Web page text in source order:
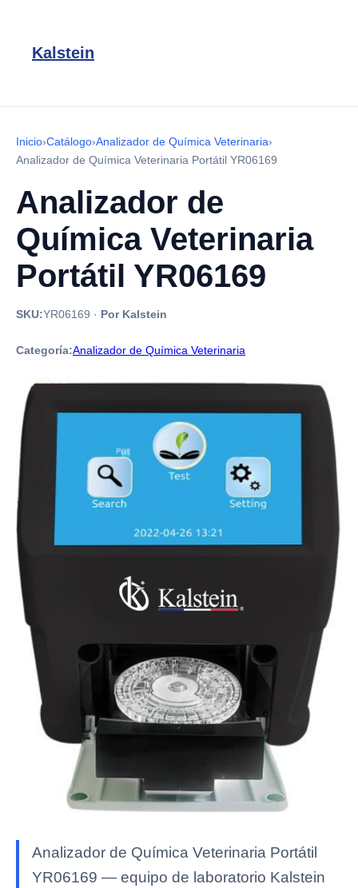
Kalstein
Inicio›Catálogo›Analizador de Química Veterinaria›
Analizador de Química Veterinaria Portátil YR06169
Analizador de
Química Veterinaria
Portátil YR06169
SKU:YR06169 · Por Kalstein
Categoría:Analizador de Química Veterinaria
Analizador de Química Veterinaria Portátil
YR06169 — equipo de laboratorio Kalstein